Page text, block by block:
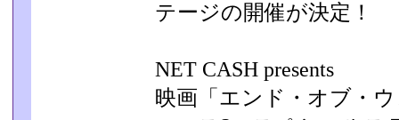
テージの開催が決定！
NET CASH presents
映画「エンド・オブ・